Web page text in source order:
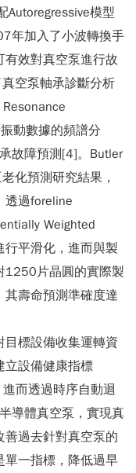
Autoregressive模型
年加入了小波轉換手
有效對真空泵進行故
空泵軸承診斷分析
動數據的頻譜分
故障預測[4]。Butler
化預測研究結果，
透過foreline
Weighted
行平滑化，進而與製
1250片晶圓的實際製
壽命預測準確度達
標設備收集運轉資
立設備健康指標
進而透過時序自動迴
導體真空泵，實現真
善過去針對真空泵的
單一指標，降低過早